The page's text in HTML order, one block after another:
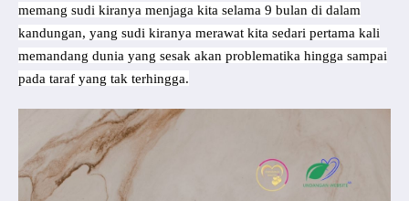
memang sudi kiranya menjaga kita selama 9 bulan di dalam
kandungan, yang sudi kiranya merawat kita sedari pertama kali
memandang dunia yang sesak akan problematika hingga sampai
pada taraf yang tak terhingga.